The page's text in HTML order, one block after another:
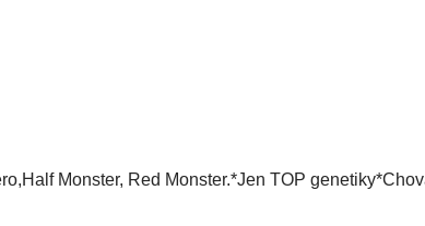
Monster, Red Monster.*Jen TOP